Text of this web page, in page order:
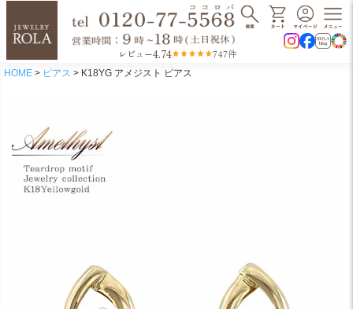
レビュー4.74 747件
HOME ピアス K18YG アメジスト ピアス